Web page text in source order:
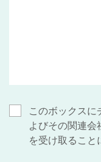
このボックス
よびその関連
を受け取ること